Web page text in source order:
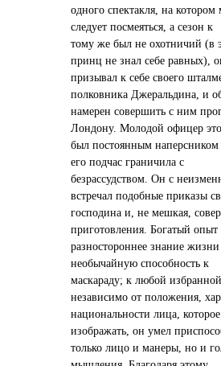
одного спектакля, на
следует посмеяться, а сезон к
тому же был не охотничий (в
принц не знал себе равных),
призывал к себе своего
полковника Джеральдина, и
намерен совершить с ним
Лондону. Молодой офицер
был постоянным наперсником
его подчас граничила с
безрассудством. Он с
встречал подобные приказы
господина и, не мешкая,
приготовления. Богатый опыт
разностороннее знание
необычайную способность к
маскараду; к любой
независимо от положения,
национальности лица,
изображать, он умел
только лицо и манеры, но и